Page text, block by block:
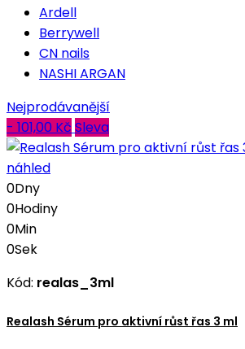
Ardell
Berrywell
CN nails
NASHI ARGAN
Nejprodávanější
- 101,00 Kč Sleva
náhled
0Dny
0Hodiny
0Min
0Sek
Kód: realas_3ml
Realash Sérum pro aktivní růst řas 3 ml